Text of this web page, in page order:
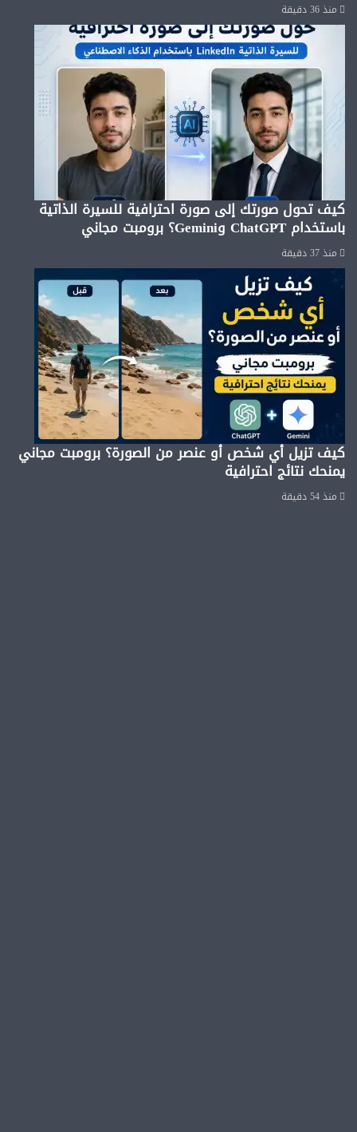
منذ 36 دقيقة
كيف تحول صورتك إلى صورة احترافية للسيرة الذاتية
باستخدام ChatGPT وGemini؟ برومبت مجاني
منذ 37 دقيقة
كيف تزيل أي شخص أو عنصر من الصورة؟ برومبت مجاني
يمنحك نتائج احترافية
منذ 54 دقيقة